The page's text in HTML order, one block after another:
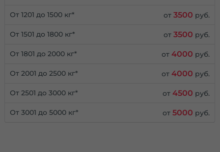
От 1201 до 1500 кг* от3500 руб.
От 1501 до 1800 кг* от3500 руб.
От 1801 до 2000 кг* от4000 руб.
От 2001 до 2500 кг* от4000 руб.
От 2501 до 3000 кг* от4500 руб.
От 3001 до 5000 кг* от5000 руб.